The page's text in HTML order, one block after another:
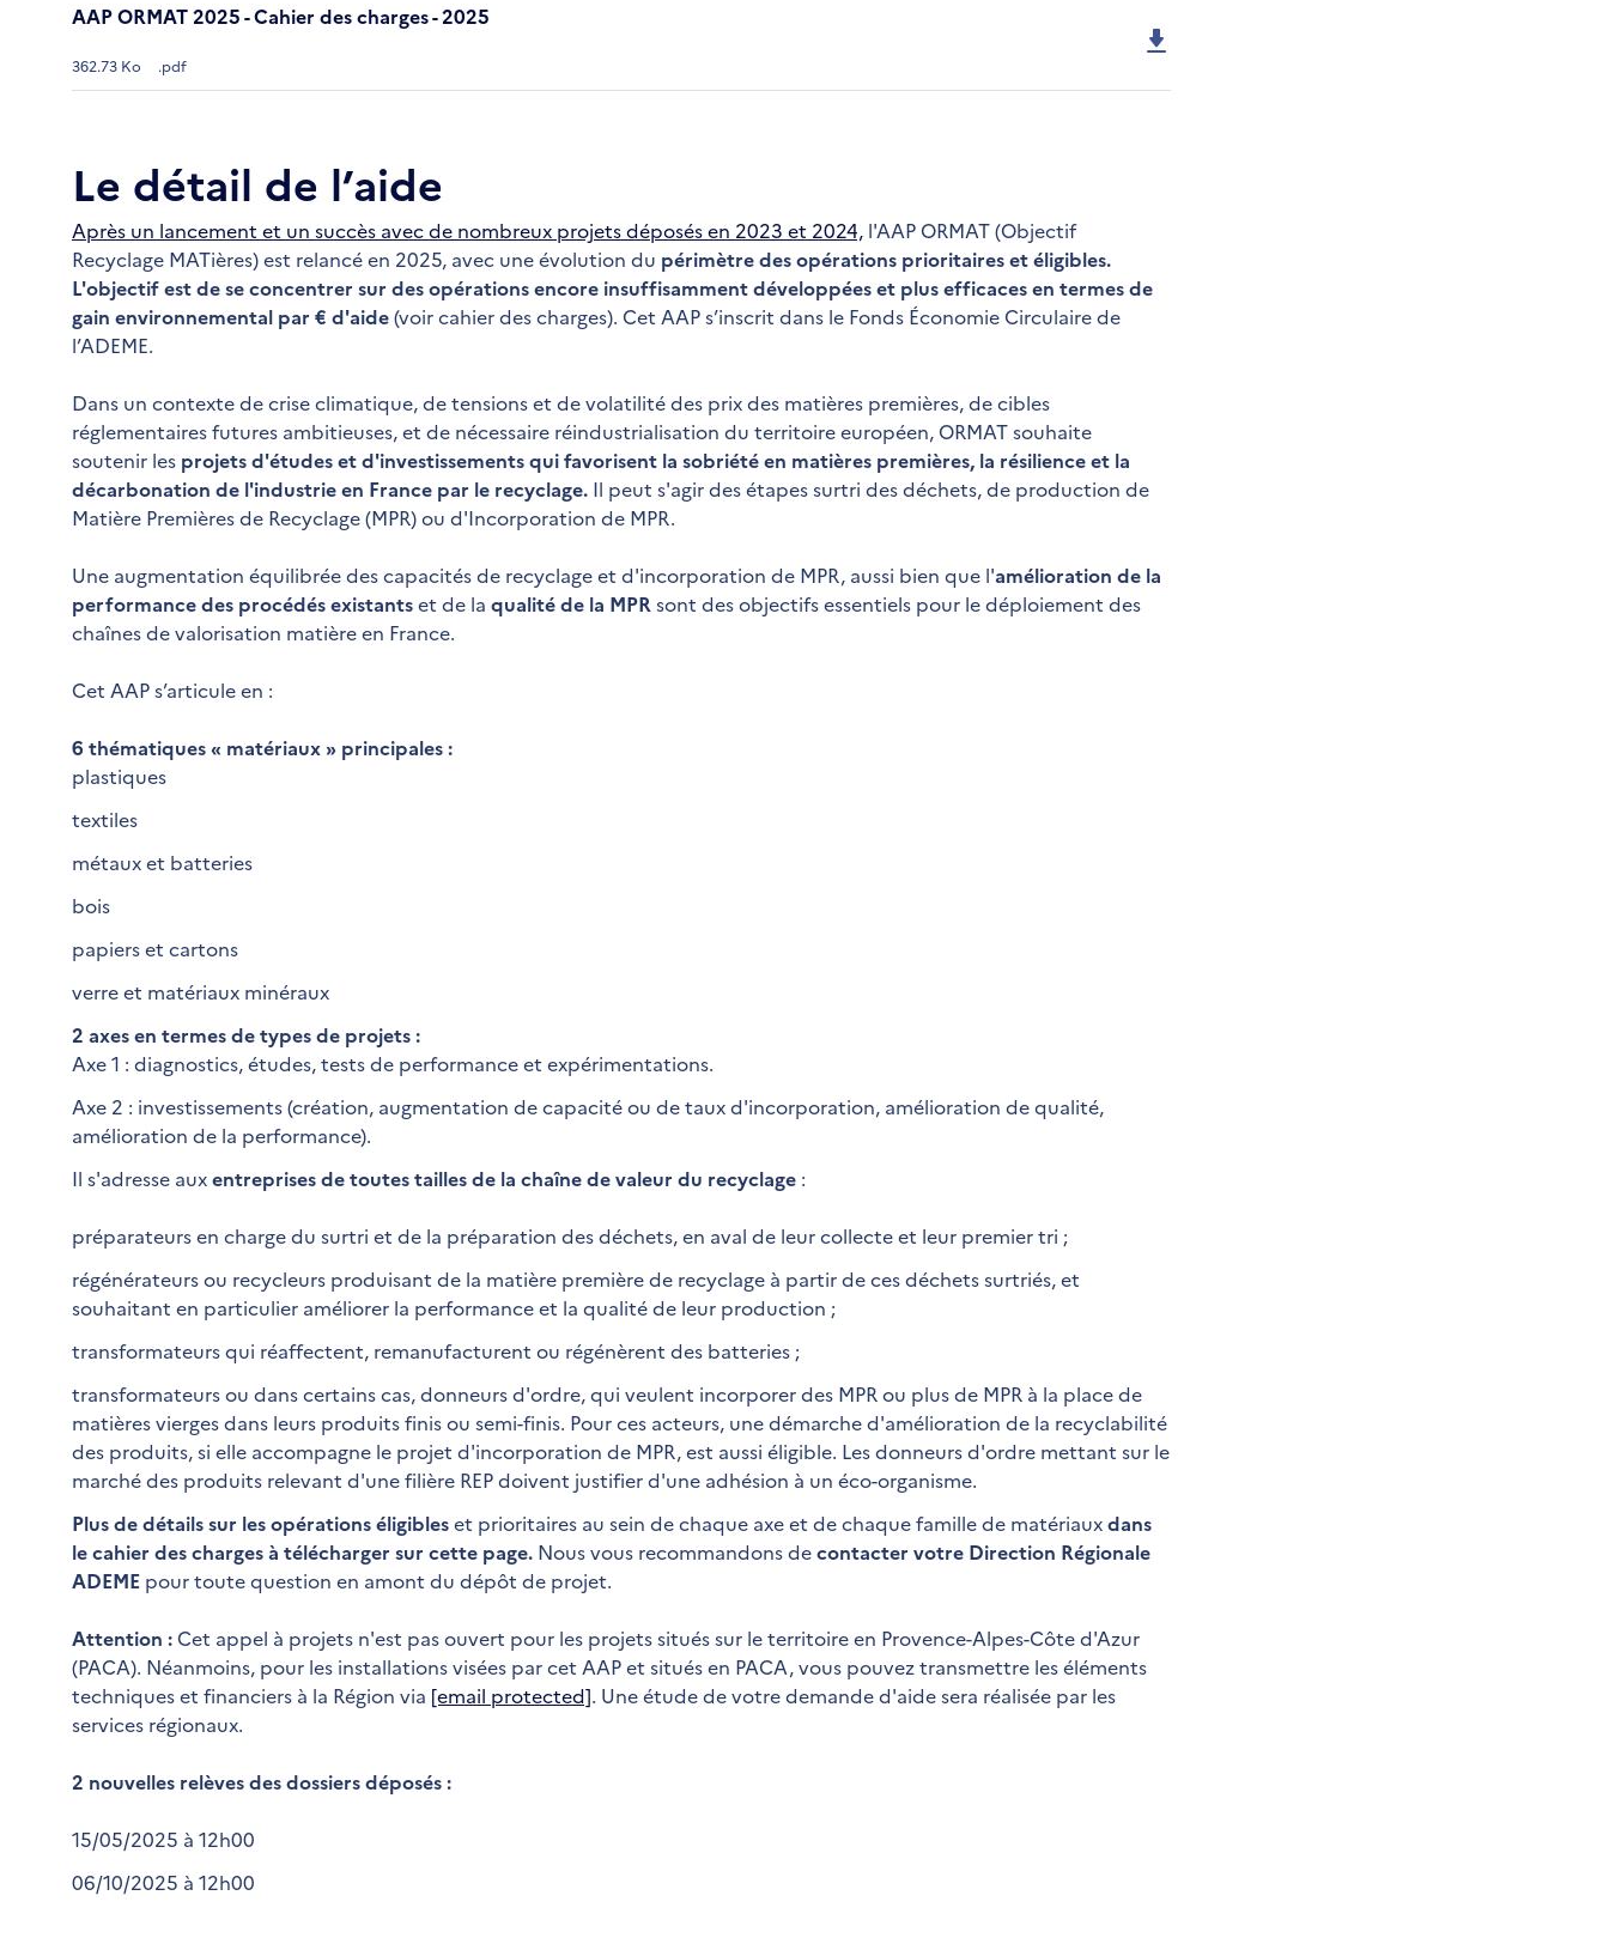
AAP ORMAT 2025 - Cahier des charges - 2025
362.73 Ko .pdf
Le détail de l’aide
Après un lancement et un succès avec de nombreux projets déposés en 2023 et 2024, l'AAP ORMAT (Objectif
Recyclage MATières) est relancé en 2025, avec une évolution du périmètre des opérations prioritaires et éligibles.
L'objectif est de se concentrer sur des opérations encore insuffisamment développées et plus efficaces en termes de
gain environnemental par € d'aide(voir cahier des charges). Cet AAP s’inscrit dans le Fonds Économie Circulaire de
l’ADEME.
Dans un contexte de crise climatique, de tensions et de volatilité des prix des matières premières, de cibles
réglementaires futures ambitieuses, et de nécessaire réindustrialisation du territoire européen, ORMAT souhaite
soutenir les projets d'études et d'investissements qui favorisent la sobriété en matières premières, la résilience et la
décarbonation de l'industrie en France par le recyclage. Il peut s'agir des étapes surtri des déchets, de production de
Matière Premières de Recyclage (MPR) ou d'Incorporation de MPR.
Une augmentation équilibrée des capacités de recyclage et d'incorporation de MPR, aussi bien que l'amélioration de la
performance des procédés existantset de la qualité de la MPR sont des objectifs essentiels pour le déploiement des
chaînes de valorisation matière en France.
Cet AAP s’articule en :
6 thématiques « matériaux » principales :
plastiques
textiles
métaux et batteries
bois
papiers et cartons
verre et matériaux minéraux
2 axes en termes de types de projets :
Axe 1 : diagnostics, études, tests de performance et expérimentations.
Axe 2 : investissements (création, augmentation de capacité ou de taux d'incorporation, amélioration de qualité,
amélioration de la performance).
Il s'adresse auxentreprises de toutes tailles de la chaîne de valeur du recyclage :
préparateurs en charge du surtri et de la préparation des déchets, en aval de leur collecte et leur premier tri ;
régénérateurs ou recycleurs produisant de la matière première de recyclage à partir de ces déchets surtriés, et
souhaitant en particulier améliorer la performance et la qualité de leur production ;
transformateurs qui réaffectent, remanufacturent ou régénèrent des batteries ;
transformateurs ou dans certains cas, donneurs d'ordre, qui veulent incorporer des MPR ou plus de MPR à la place de
matières vierges dans leurs produits finis ou semi-finis. Pour ces acteurs, une démarche d'amélioration de la recyclabilité
des produits, si elle accompagne le projet d'incorporation de MPR, est aussi éligible. Les donneurs d'ordre mettant sur le
marché des produits relevant d'une filière REP doivent justifier d'une adhésion à un éco-organisme.
Plus de détails sur les opérations éligibleset prioritaires au sein de chaque axe et de chaque famille de matériauxdans
le cahier des charges à télécharger sur cette page. Nous vous recommandons decontacter votre Direction Régionale
ADEME pour toute question en amont du dépôt de projet.
Attention : Cet appel à projets n'est pas ouvert pour les projets situés sur le territoire en Provence-Alpes-Côte d'Azur
(PACA). Néanmoins, pour les installations visées par cet AAP et situés en PACA, vous pouvez transmettre les éléments
techniques et financiers à la Région via [email protected]. Une étude de votre demande d'aide sera réalisée par les
services régionaux.
2 nouvelles relèves des dossiers déposés :
15/05/2025 à 12h00
06/10/2025 à 12h00